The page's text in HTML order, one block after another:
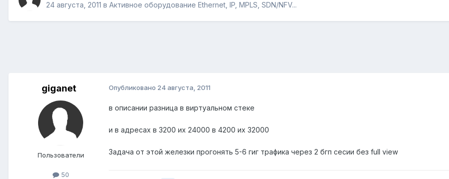
24 августа, 2011 в Активное оборудование Ethernet, IP, MPLS, SDN/NFV...
giganet
Пользователи
50
Опубликовано 24 августа, 2011
в описании разница в виртуальном стеке
и в адресах в 3200 их 24000 в 4200 их 32000
Задача от этой железки прогонять 5-6 гиг трафика через 2 бгп сесии без full view